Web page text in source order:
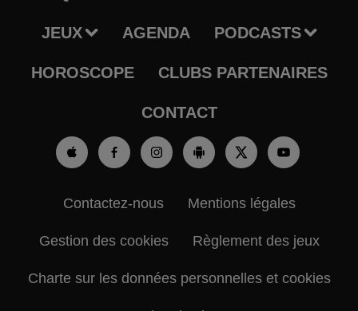
JEUX AGENDA PODCASTS
HOROSCOPE CLUBS PARTENAIRES
CONTACT
Contactez-nous Mentions légales
Gestion des cookies Règlement des jeux
Charte sur les données personnelles et cookies